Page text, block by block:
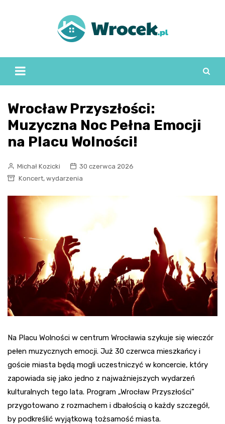
Wrocław Przyszłości:
Muzyczna Noc Pełna Emocji
na Placu Wolności!
Michał Kozicki
30 czerwca 2026
Koncert, wydarzenia
Na Placu Wolności w centrum Wrocławia szykuje się wieczór
pełen muzycznych emocji. Już 30 czerwca mieszkańcy i
goście miasta będą mogli uczestniczyć w koncercie, który
zapowiada się jako jedno z najważniejszych wydarzeń
kulturalnych tego lata. Program „Wrocław Przyszłości”
przygotowano z rozmachem i dbałością o każdy szczegół,
by podkreślić wyjątkową tożsamość miasta.